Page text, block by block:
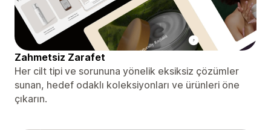
Zahmetsiz Zarafet
Her cilt tipi ve sorununa yönelik eksiksiz çözümler
sunan, hedef odaklı koleksiyonları ve ürünleri öne
çıkarın.